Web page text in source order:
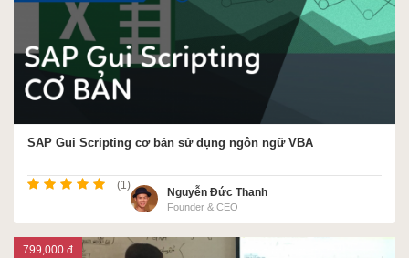
SAP Gui Scripting cơ bản sử dụng ngôn ngữ VBA
(1)
Nguyễn Đức Thanh
Founder & CEO
799,000 đ